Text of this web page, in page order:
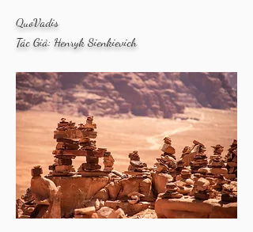
QuoVadis
Tác Giả: Henryk Sienkievich